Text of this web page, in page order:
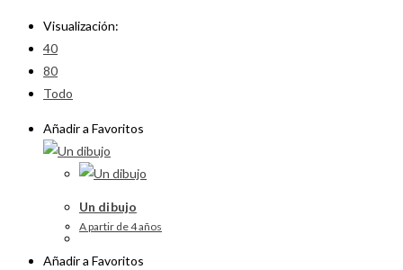
Visualización:
40
80
Todo
Añadir a Favoritos
Un dibujo
A partir de 4 años
Añadir a Favoritos